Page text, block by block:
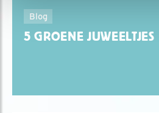
Blog
5 GROENE JUWEELTJES